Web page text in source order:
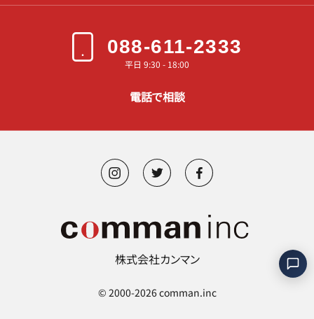
088-611-2333
平日 9:30 - 18:00
電話で相談
株式会社カンマン
©︎ 2000-2026 comman.inc